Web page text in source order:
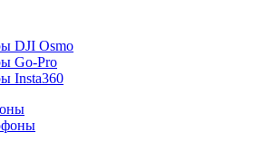
DJI Osmo
Go-Pro
Insta360